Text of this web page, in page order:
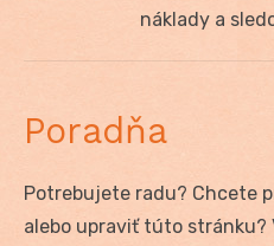
náklady a
Poradňa
Potrebujete radu? Chcete
alebo upraviť túto